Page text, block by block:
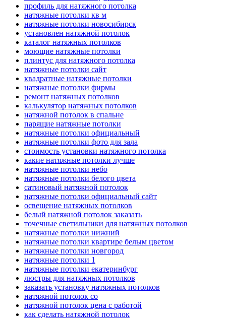
профиль для натяжного потолка
натяжные потолки кв м
натяжные потолки новосибирск
установлен натяжной потолок
каталог натяжных потолков
моющие натяжные потолки
плинтус для натяжного потолка
натяжные потолки сайт
квадратные натяжные потолки
натяжные потолки фирмы
ремонт натяжных потолков
калькулятор натяжных потолков
натяжной потолок в спальне
парящие натяжные потолки
натяжные потолки официальный
натяжные потолки фото для зала
стоимость установки натяжного потолка
какие натяжные потолки лучше
натяжные потолки небо
натяжные потолки белого цвета
сатиновый натяжной потолок
натяжные потолки официальный сайт
освещение натяжных потолков
белый натяжной потолок заказать
точечные светильники для натяжных потолков
натяжные потолки нижний
натяжные потолки квартире белым цветом
натяжные потолки новгород
натяжные потолки 1
натяжные потолки екатеринбург
люстры для натяжных потолков
заказать установку натяжных потолков
натяжной потолок со
натяжной потолок цена с работой
как сделать натяжной потолок